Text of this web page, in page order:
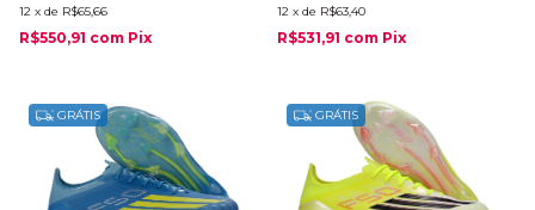
12 x de R$65,66
R$550,91 com Pix
12 x de R$63,40
R$531,91 com Pix
GRÁTIS GRÁTIS